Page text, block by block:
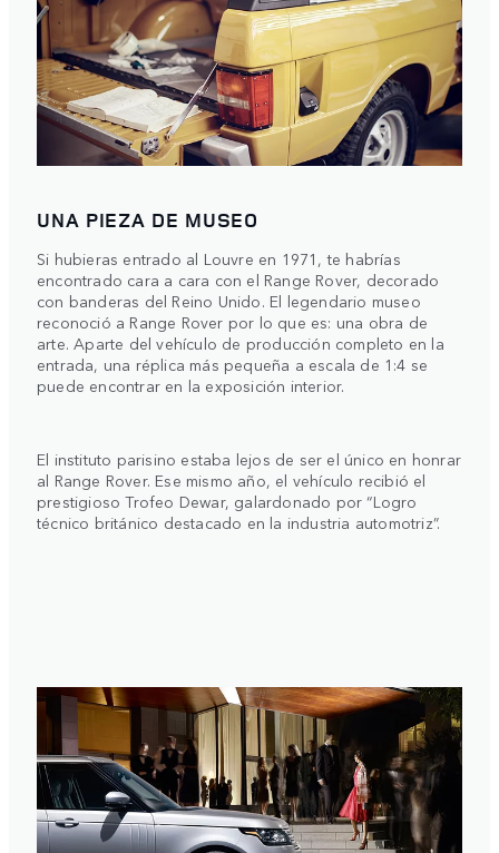
UNA PIEZA DE MUSEO
Si hubieras entrado al Louvre en 1971, te habrías
encontrado cara a cara con el Range Rover, decorado
con banderas del Reino Unido. El legendario museo
reconoció a Range Rover por lo que es: una obra de
arte. Aparte del vehículo de producción completo en la
entrada, una réplica más pequeña a escala de 1:4 se
puede encontrar en la exposición interior.
El instituto parisino estaba lejos de ser el único en honrar
al Range Rover. Ese mismo año, el vehículo recibió el
prestigioso Trofeo Dewar, galardonado por “Logro
técnico británico destacado en la industria automotriz”.